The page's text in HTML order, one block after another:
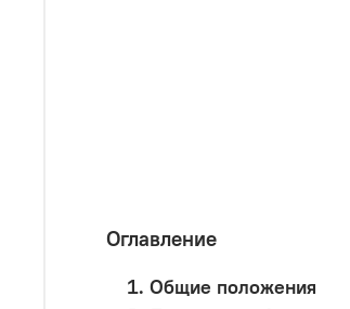
Оглавление
Общие положения